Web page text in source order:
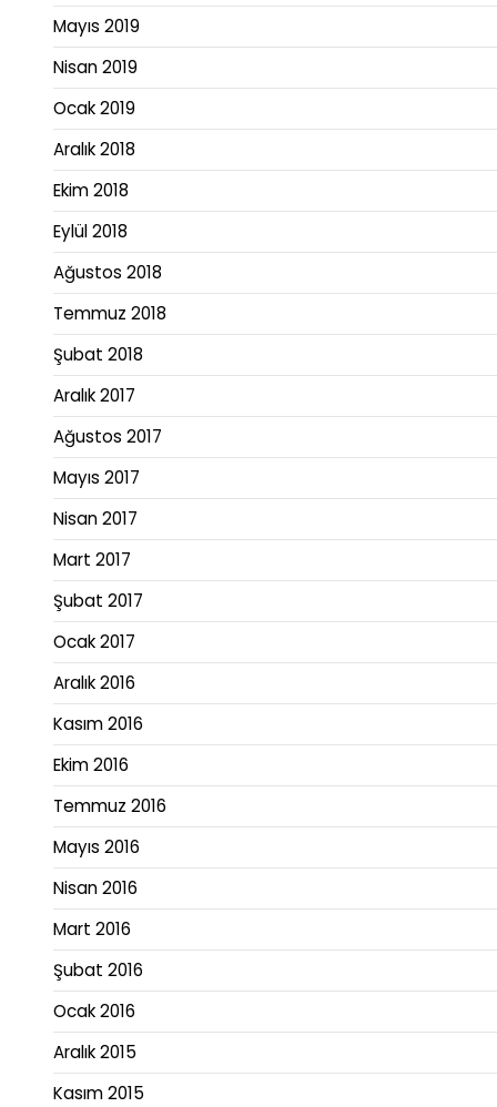
Mayıs 2019
Nisan 2019
Ocak 2019
Aralık 2018
Ekim 2018
Eylül 2018
Ağustos 2018
Temmuz 2018
Şubat 2018
Aralık 2017
Ağustos 2017
Mayıs 2017
Nisan 2017
Mart 2017
Şubat 2017
Ocak 2017
Aralık 2016
Kasım 2016
Ekim 2016
Temmuz 2016
Mayıs 2016
Nisan 2016
Mart 2016
Şubat 2016
Ocak 2016
Aralık 2015
Kasım 2015